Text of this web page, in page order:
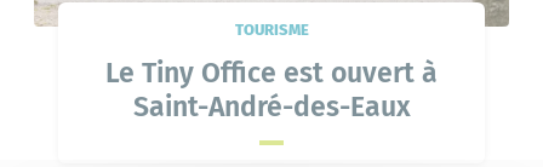
TOURISME
Le Tiny Office est ouvert à
Saint-André-des-Eaux